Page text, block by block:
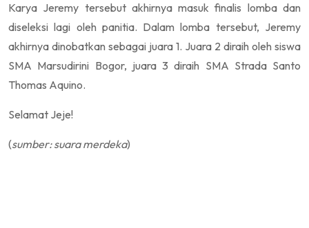
Karya Jeremy tersebut akhirnya masuk finalis lomba dan
diseleksi lagi oleh panitia. Dalam lomba tersebut, Jeremy
akhirnya dinobatkan sebagai juara 1. Juara 2 diraih oleh siswa
SMA Marsudirini Bogor, juara 3 diraih SMA Strada Santo
Thomas Aquino.
Selamat Jeje!
(sumber: suara merdeka)